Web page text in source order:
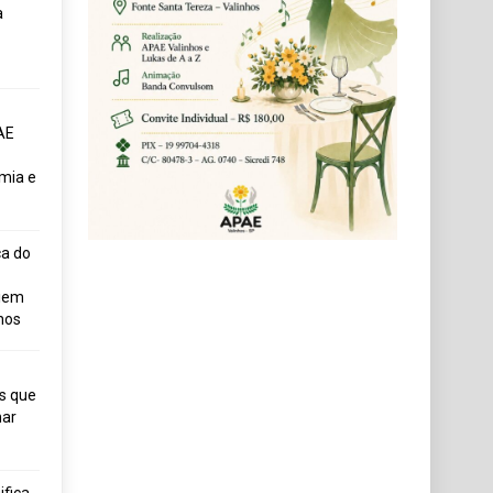
e
do
que